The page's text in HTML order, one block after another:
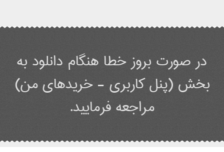
در صورت بروز خطا هنگام دانلود به
بخش (پنل کاربری - خریدهای من)
مراجعه فرمایید.